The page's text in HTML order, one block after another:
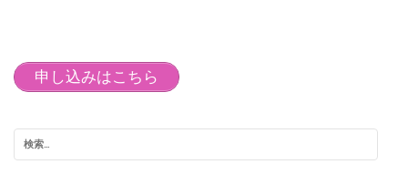
ナ
ビ
ー
申し込みはこちら